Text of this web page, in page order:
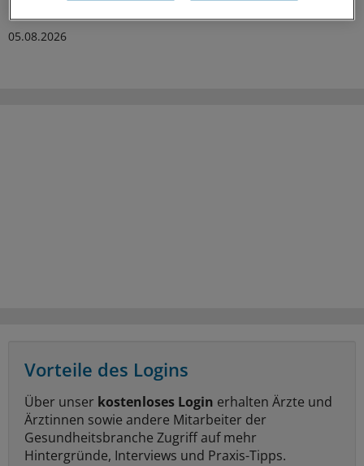
05.08.2026
Vorteile des Logins
Über unser kostenloses Login erhalten Ärzte und
Ärztinnen sowie andere Mitarbeiter der
Gesundheitsbranche Zugriff auf mehr
Hintergründe, Interviews und Praxis-Tipps.